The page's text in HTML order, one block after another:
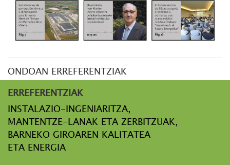
ONDOAN ERREFERENTZIAK
ERREFERENTZIAK
INSTALAZIO-INGENIARITZA,
MANTENTZE-LANAK ETA ZERBITZUAK,
BARNEKO GIROAREN KALITATEA
ETA ENERGIA